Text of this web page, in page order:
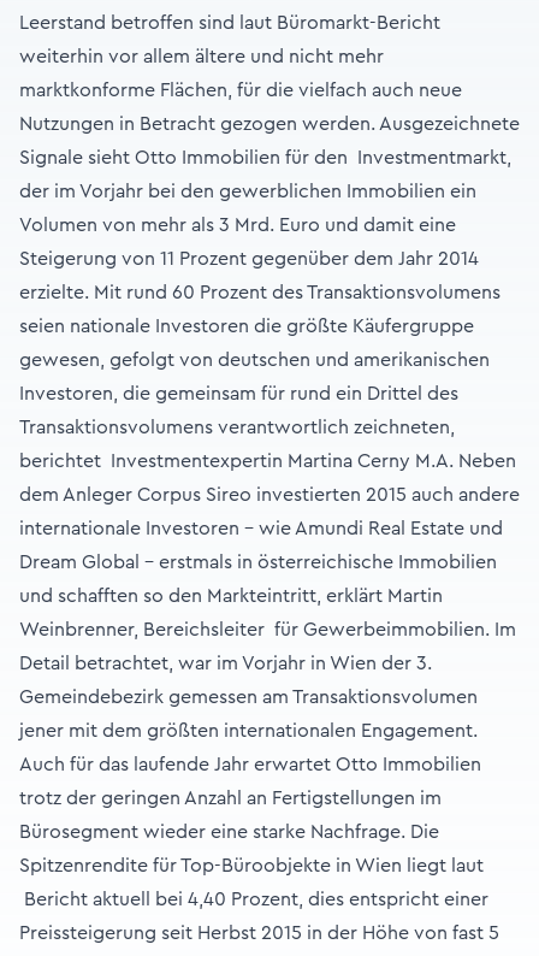
Leerstand betroffen sind laut Büromarkt-Bericht
weiterhin vor allem ältere und nicht mehr
marktkonforme Flächen, für die vielfach auch neue
Nutzungen in Betracht gezogen werden. Ausgezeichnete
Signale sieht Otto Immobilien für den Investmentmarkt,
der im Vorjahr bei den gewerblichen Immobilien ein
Volumen von mehr als 3 Mrd. Euro und damit eine
Steigerung von 11 Prozent gegen­über dem Jahr 2014
erzielte. Mit rund 60 Prozent des Transaktionsvolumens
seien nationale Investoren die größte Käufergruppe
gewesen, gefolgt von deutschen und amerikanischen
Investoren, die gemeinsam für rund ein Drittel des
Transaktionsvolumens verantwortlich zeichneten,
berichtet Investmentexpertin Martina Cerny M.A. Neben
dem Anleger Corpus Sireo investierten 2015 auch andere
internationale Investoren – wie Amundi Real Estate und
Dream Global – erstmals in österreichische Immobilien
und schafften so den Markteintritt, erklärt Martin
Weinbrenner, Bereichsleiter für Gewerbeimmobilien. Im
Detail betrachtet, war im Vorjahr in Wien der 3.
Gemeindebezirk gemessen am Transaktionsvolumen
jener mit dem größten internationalen Engagement.
Auch für das laufende Jahr erwartet Otto Immobilien
trotz der geringen Anzahl an Fertigstellungen im
Bürosegment wieder eine starke Nachfrage. Die
Spitzenrendite für Top-Büroobjekte in Wien liegt laut
Bericht aktuell bei 4,40 Prozent, dies entspricht einer
Preissteigerung seit Herbst 2015 in der Höhe von fast 5